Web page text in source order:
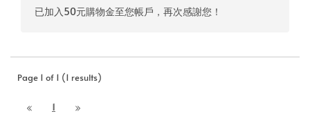
已加入50元購物金至您帳戶，再次感謝您！
Page 1 of 1 (1 results)
1